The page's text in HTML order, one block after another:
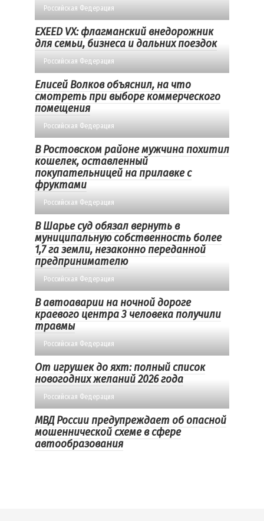
Российская Федерация
EXEED VX: флагманский внедорожник
для семьи, бизнеса и дальних поездок
Российская Федерация
Елисей Волков объяснил, на что
смотреть при выборе коммерческого
помещения
Российская Федерация
В Ростовском районе мужчина похитил
кошелек, оставленный
покупательницей на прилавке с
фруктами
Российская Федерация
В Шарье суд обязал вернуть в
муниципальную собственность более
1,7 га земли, незаконно переданной
предпринимателю
Российская Федерация
В автоаварии на ночной дороге
краевого центра 3 человека получили
травмы
Российская Федерация
От игрушек до яхт: полный список
новогодних желаний 2026 года
Российская Федерация
МВД России предупреждает об опасной
мошеннической схеме в сфере
автообразования